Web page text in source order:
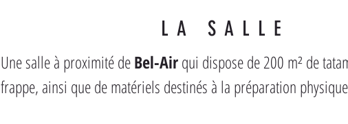
LA SALLE
Une salle à proximité de Bel-Air qui dispose de 200 m² de
frappe, ainsi que de matériels destinés à la préparation